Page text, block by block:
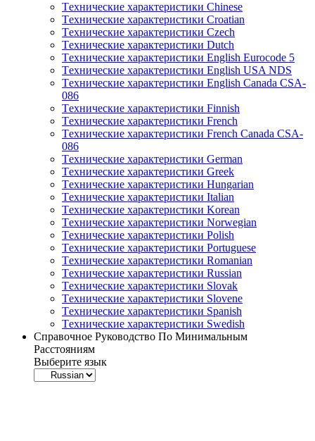
Tехнические характеристики Chinese
Tехнические характеристики Croatian
Tехнические характеристики Czech
Tехнические характеристики Dutch
Tехнические характеристики English Eurocode 5
Tехнические характеристики English USA NDS
Tехнические характеристики English Canada CSA-
086
Tехнические характеристики Finnish
Tехнические характеристики French
Tехнические характеристики French Canada CSA-
086
Tехнические характеристики German
Tехнические характеристики Greek
Tехнические характеристики Hungarian
Tехнические характеристики Italian
Tехнические характеристики Korean
Tехнические характеристики Norwegian
Tехнические характеристики Polish
Tехнические характеристики Portuguese
Tехнические характеристики Romanian
Tехнические характеристики Russian
Tехнические характеристики Slovak
Tехнические характеристики Slovene
Tехнические характеристики Spanish
Tехнические характеристики Swedish
Справочное Руководство По Минимальным
Расстояниям
Выберите язык